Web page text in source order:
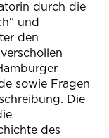
durch die
und
den
sowie Fragen
Die
des